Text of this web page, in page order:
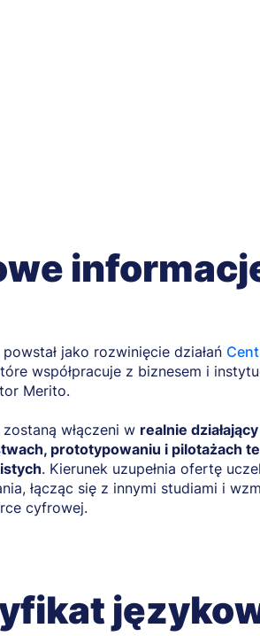
jako rozwinięcie działań
współpracuje z biznesem i
Merito.
włączeni w realnie
prototypowaniu i pilotażach
. Kierunek uzupełnia ofertę
łącząc się z innymi studiami i
cyfrowej.